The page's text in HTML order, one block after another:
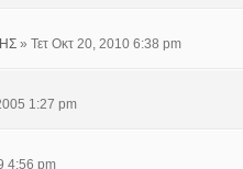
» Τετ Οκτ 20, 2010 6:38 pm
1:27 pm
4:56 pm